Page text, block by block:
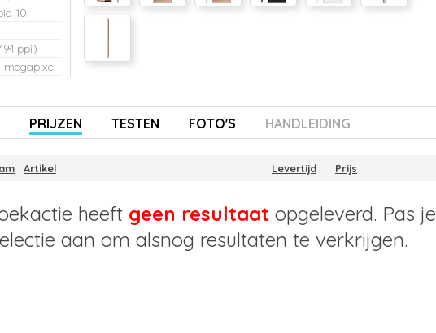
10
ppi)
megapixel
PRIJZEN TESTEN FOTO'S HANDLEIDING
Artikel Levertijd Prijs
heeft geen resultaat opgeleverd. Pas je
aan om alsnog resultaten te verkrijgen.